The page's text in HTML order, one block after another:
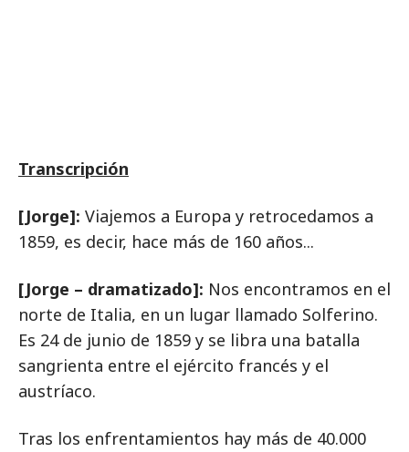
Transcripción
[Jorge]: Viajemos a Europa y retrocedamos a
1859, es decir, hace más de 160 años...
[Jorge – dramatizado]: Nos encontramos en el
norte de Italia, en un lugar llamado Solferino.
Es 24 de junio de 1859 y se libra una batalla
sangrienta entre el ejército francés y el
austríaco.
Tras los enfrentamientos hay más de 40.000